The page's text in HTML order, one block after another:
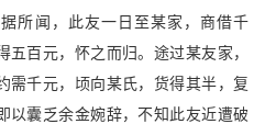
所闻，此友一日至某家，商借千
百元，怀之而归。途过某友家，
需千元，顷向某氏，货得其半，复
以囊乏余金婉辞，不知此友近遭破